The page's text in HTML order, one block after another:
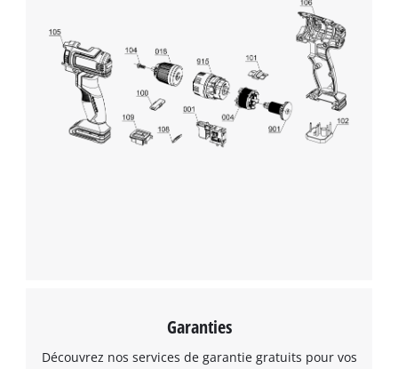
Garanties
Découvrez nos services de garantie gratuits pour vos